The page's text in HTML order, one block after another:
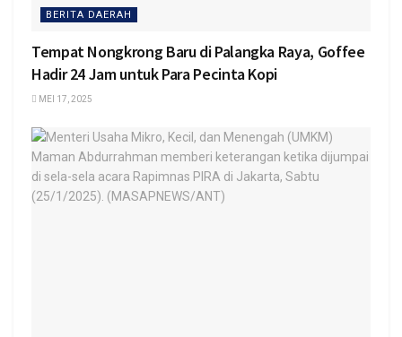
BERITA DAERAH
Tempat Nongkrong Baru di Palangka Raya, Goffee
Hadir 24 Jam untuk Para Pecinta Kopi
MEI 17, 2025